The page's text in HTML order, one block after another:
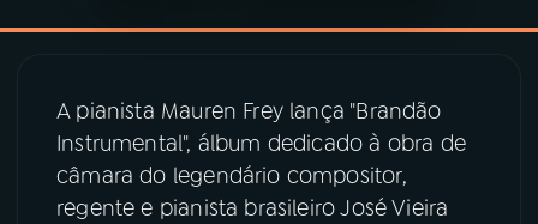
06VIDEOCASTS
07ÚLTIMAS
08 PRÊMIO RÁDIO MEC
A pianista Mauren Frey lança "Brandão
Instrumental", álbum dedicado à obra de
câmara do legendário compositor,
regente e pianista brasileiro José Vieira